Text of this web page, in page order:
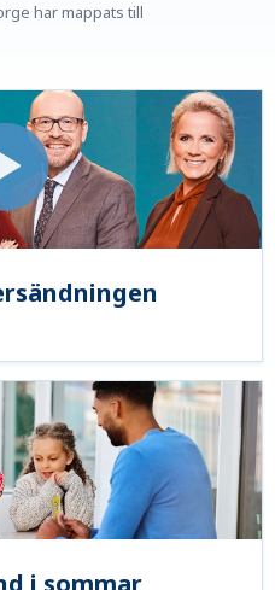
har mappats till